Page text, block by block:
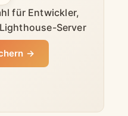
für Entwickler,
Server
→